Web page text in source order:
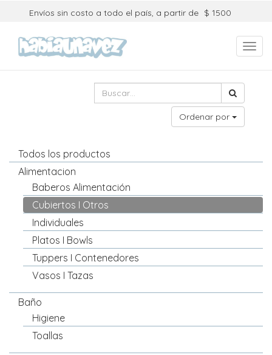
Envíos sin costo a todo el país, a partir de $ 1500
Ordenar por
Todos los productos
Alimentacion
Baberos Alimentación
Cubiertos I Otros
Individuales
Platos I Bowls
Tuppers I Contenedores
Vasos I Tazas
Baño
Higiene
Toallas